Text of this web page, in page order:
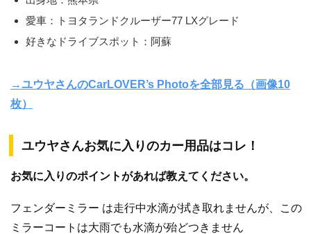
愛車：トヨタランドクルーザー77 LXグレード
好きなドライブスポット：阿蘇
→ユウヤさんのCarLOVER’s Photoを全部見る（画像10
枚）
ユウヤさんお気に入りのカー用品はコレ！
お気に入りのポイントがあれば教えてください。
フェンダーミラー は走行中水滴が拭き取れませんが、この
ミラーコートは大雨でも水滴が殆どつきません